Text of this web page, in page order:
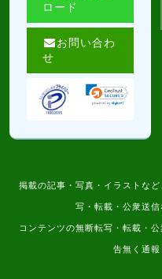
ロード
お問い合わ
せ
掲載の記事・写真・イラストな
写・転載・公衆送信
コンテンツの無断転写・転載・
告無く通報